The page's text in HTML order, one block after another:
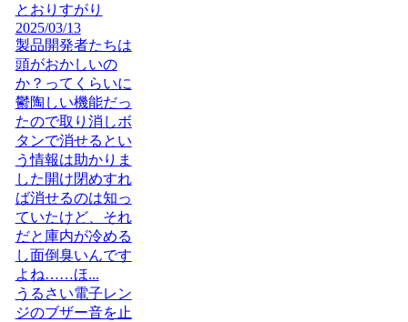
とおりすがり
2025/03/13
製品開発者たちは
頭がおかしいの
か？ってくらいに
鬱陶しい機能だっ
たので取り消しボ
タンで消せるとい
う情報は助かりま
した開け閉めすれ
ば消せるのは知っ
ていたけど、それ
だと庫内が冷める
し面倒臭いんです
よね……ほ...
うるさい電子レン
ジのブザー音を止